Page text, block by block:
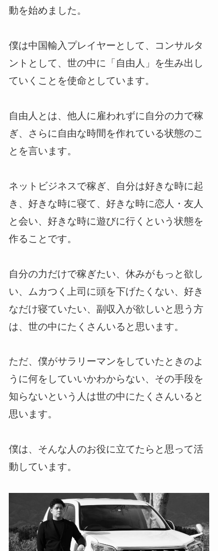
動を始めました。
僕は中国輸入プレイヤーとして、コンサルタ
ントとして、世の中に「自由人」を生み出し
ていくことを使命としています。
自由人とは、他人に雇われずに自分の力で稼
ぎ、さらに自由な時間を作れている状態のこ
とを言います。
ネットビジネスで稼ぎ、自分は好きな時に起
き、好きな時に寝て、好きな時に恋人・友人
と会い、好きな時に遊びに行くという状態を
作ることです。
自分の力だけで稼ぎたい、休みがもっと欲し
い、ムカつく上司に頭を下げたくない、好き
なだけ寝ていたい、副収入が欲しいと思う方
は、世の中にたくさんいると思います。
ただ、僕がサラリーマンをしていたときのよ
うに何をしていいかわからない、その手段を
知らないという人は世の中にたくさんいると
思います。
僕は、そんな人のお役に立てたらと思って活
動しています。